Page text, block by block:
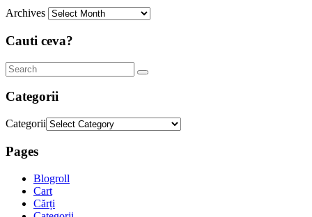
Archives
Cauti ceva?
Categorii
Categorii
Pages
Blogroll
Cart
Cărți